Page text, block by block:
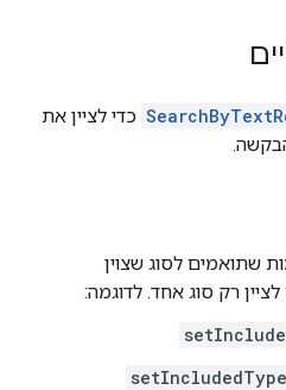
כדי לציין את
לסוג שצוין
רק סוג אחד. לדוגמה: